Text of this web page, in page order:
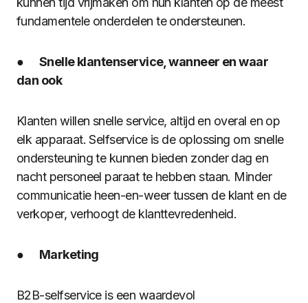
fundamentele onderdelen te ondersteunen.
● Snelle klantenservice, wanneer en waar
dan ook
Klanten willen snelle service, altijd en overal en op
elk apparaat. Selfservice is de oplossing om snelle
ondersteuning te kunnen bieden zonder dag en
nacht personeel paraat te hebben staan. Minder
communicatie heen-en-weer tussen de klant en de
verkoper, verhoogt de klanttevredenheid.
● Marketing
B2B-selfservice is een waardevol